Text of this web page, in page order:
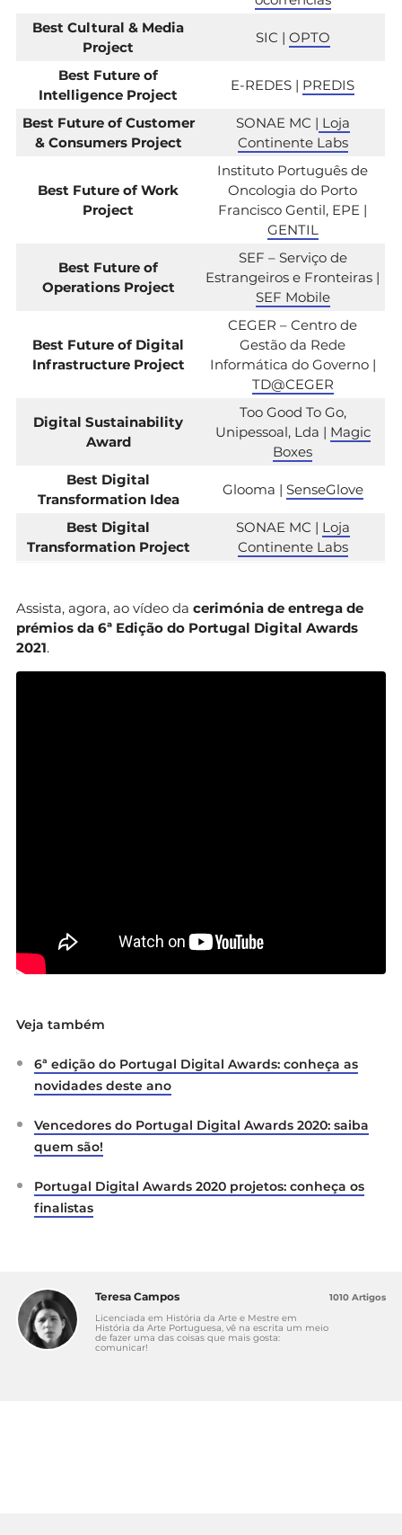
Best Cultural & Media
Project
SIC | OPTO
Best Future of
Intelligence Project
E-REDES | PREDIS
Best Future of Customer
& Consumers Project
SONAE MC | Loja
Continente Labs
Best Future of Work
Project
Instituto Português de
Oncologia do Porto
Francisco Gentil, EPE |
GENTIL
Best Future of
Operations Project
SEF – Serviço de
Estrangeiros e Fronteiras |
SEF Mobile
Best Future of Digital
Infrastructure Project
CEGER – Centro de
Gestão da Rede
Informática do Governo |
TD@CEGER
Digital Sustainability
Award
Too Good To Go,
Unipessoal, Lda | Magic
Boxes
Best Digital
Transformation Idea
Glooma | SenseGlove
Best Digital
Transformation Project
SONAE MC | Loja
Continente Labs
Assista, agora, ao vídeo da cerimónia de entrega de
prémios da 6ª Edição do Portugal Digital Awards
2021.
Veja também
6ª edição do Portugal Digital Awards: conheça as
novidades deste ano
Vencedores do Portugal Digital Awards 2020: saiba
quem são!
Portugal Digital Awards 2020 projetos: conheça os
finalistas
Teresa Campos
Licenciada em História da Arte e Mestre em
História da Arte Portuguesa, vê na escrita um meio
de fazer uma das coisas que mais gosta:
comunicar!
1010 Artigos